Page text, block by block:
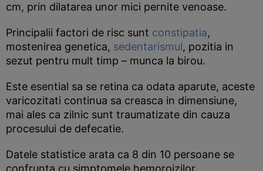
cm, prin dilatarea unor mici pernite venoase.
Principalii factori de risc sunt constipatia,
mostenirea genetica, sedentarismul, pozitia in
sezut pentru mult timp – munca la birou.
Este esential sa se retina ca odata aparute, aceste
varicozitati continua sa creasca in dimensiune,
mai ales ca zilnic sunt traumatizate din cauza
procesului de defecatie.
Datele statistice arata ca 8 din 10 persoane se
confrunta cu simptomele hemoroizilor.